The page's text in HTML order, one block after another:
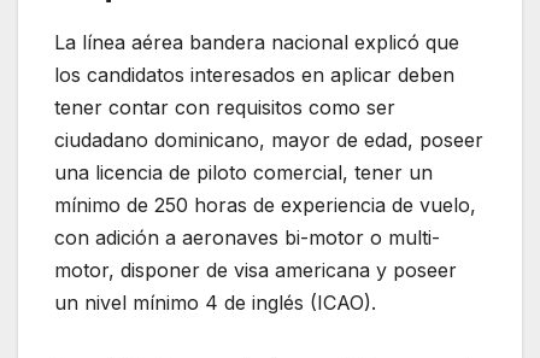
La línea aérea bandera nacional explicó que
los candidatos interesados en aplicar deben
tener contar con requisitos como ser
ciudadano dominicano, mayor de edad, poseer
una licencia de piloto comercial, tener un
mínimo de 250 horas de experiencia de vuelo,
con adición a aeronaves bi-motor o multi-
motor, disponer de visa americana y poseer
un nivel mínimo 4 de inglés (ICAO).